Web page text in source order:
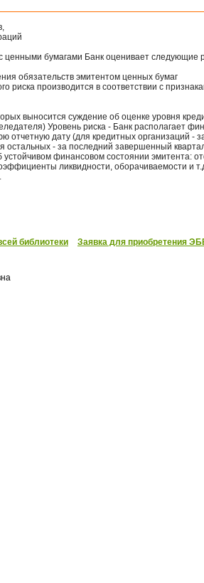
ценными бумагами Банк оценивает следующие
обязательств эмитентом ценных бумаг
риска производится в соответствии с
выносится суждение об оценке уровня
Уровень риска - Банк располагает
отчетную дату (для кредитных организаций -
- за последний завершенный
финансовом состоянии эмитента:
ликвидности, оборачиваемости и
библиотеки
Заявка для приобретения